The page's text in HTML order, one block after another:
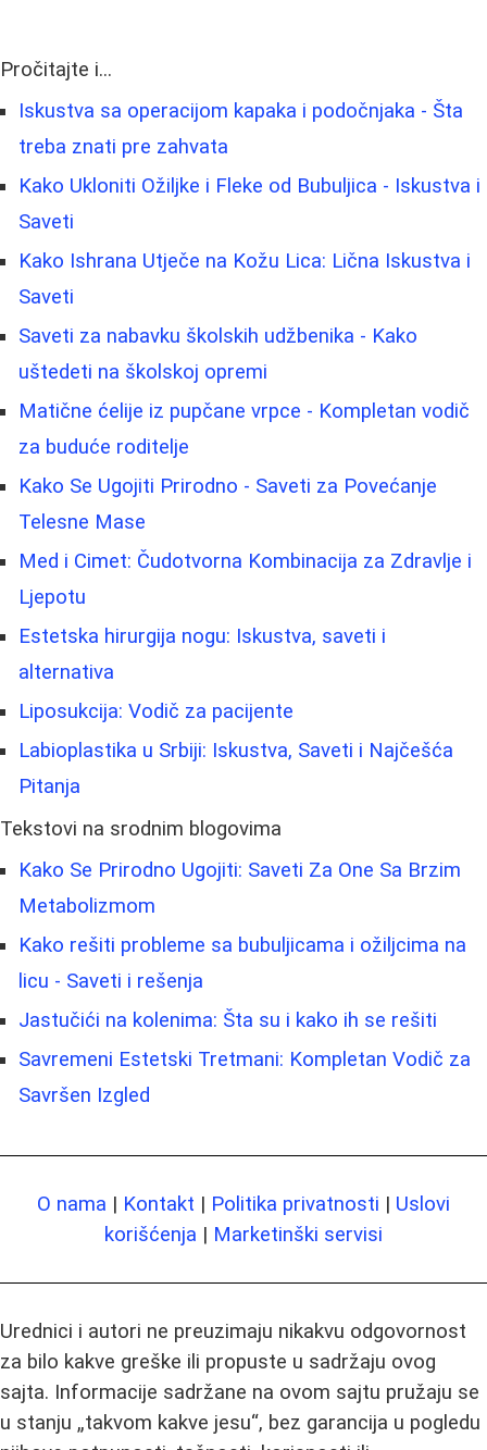
Pročitajte i...
Iskustva sa operacijom kapaka i podočnjaka - Šta
treba znati pre zahvata
Kako Ukloniti Ožiljke i Fleke od Bubuljica - Iskustva i
Saveti
Kako Ishrana Utječe na Kožu Lica: Lična Iskustva i
Saveti
Saveti za nabavku školskih udžbenika - Kako
uštedeti na školskoj opremi
Matične ćelije iz pupčane vrpce - Kompletan vodič
za buduće roditelje
Kako Se Ugojiti Prirodno - Saveti za Povećanje
Telesne Mase
Med i Cimet: Čudotvorna Kombinacija za Zdravlje i
Ljepotu
Estetska hirurgija nogu: Iskustva, saveti i
alternativa
Liposukcija: Vodič za pacijente
Labioplastika u Srbiji: Iskustva, Saveti i Najčešća
Pitanja
Tekstovi na srodnim blogovima
Kako Se Prirodno Ugojiti: Saveti Za One Sa Brzim
Metabolizmom
Kako rešiti probleme sa bubuljicama i ožiljcima na
licu - Saveti i rešenja
Jastučići na kolenima: Šta su i kako ih se rešiti
Savremeni Estetski Tretmani: Kompletan Vodič za
Savršen Izgled
O nama | Kontakt | Politika privatnosti | Uslovi
korišćenja | Marketinški servisi
Urednici i autori ne preuzimaju nikakvu odgovornost
za bilo kakve greške ili propuste u sadržaju ovog
sajta. Informacije sadržane na ovom sajtu pružaju se
u stanju „takvom kakve jesu“, bez garancija u pogledu